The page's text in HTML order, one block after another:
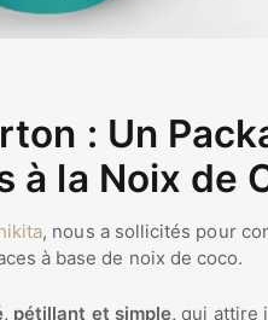
: Un
à la Noix de
, nous a sollicités pour
à base de noix de coco.
pétillant et simple, qui attire